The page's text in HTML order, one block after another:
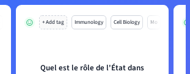
+ Add tag Immunology Cell Biology Mo
Quel est le rôle de l'État dans